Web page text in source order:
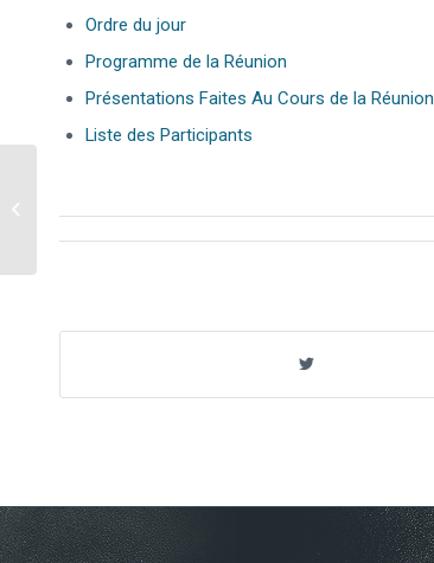
Ordre du jour
Programme de la Réunion
Présentations Faites Au Cours de la Réunion
Liste des Participants